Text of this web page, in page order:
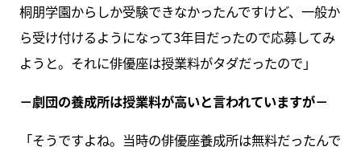
桐朋学園からしか受験できなかったんですけど、一般か
ら受け付けるようになって3年目だったので応募してみ
ようと。それに俳優座は授業料がタダだったので」
－劇団の養成所は授業料が高いと言われていますが－
「そうですよね。当時の俳優座養成所は無料だったんで